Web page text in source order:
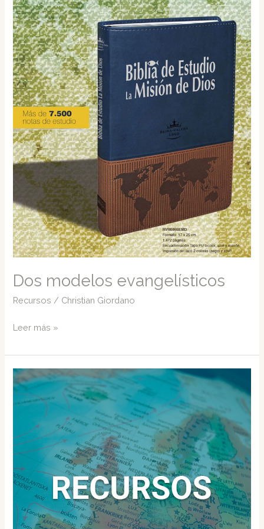
Dos modelos evangelísticos
Recursos / Christian Giordano
Dos
evangelísticos
Leer más »